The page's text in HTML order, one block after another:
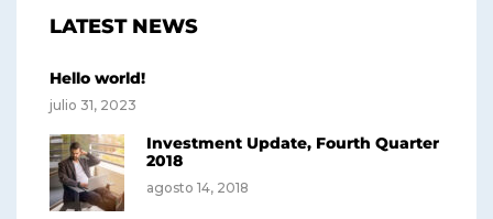
LATEST NEWS
Hello world!
julio 31, 2023
Investment Update, Fourth Quarter
2018
agosto 14, 2018